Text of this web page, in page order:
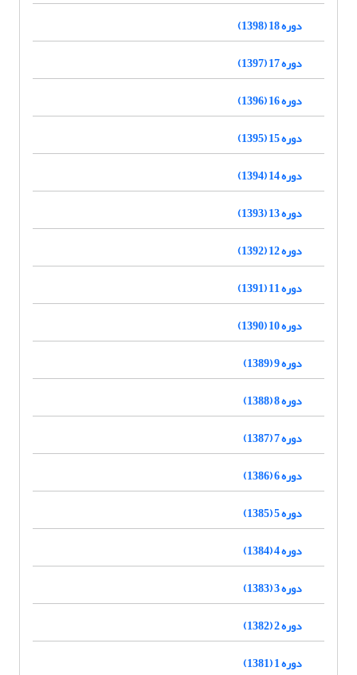
دوره 18 (1398)
دوره 17 (1397)
دوره 16 (1396)
دوره 15 (1395)
دوره 14 (1394)
دوره 13 (1393)
دوره 12 (1392)
دوره 11 (1391)
دوره 10 (1390)
دوره 9 (1389)
دوره 8 (1388)
دوره 7 (1387)
دوره 6 (1386)
دوره 5 (1385)
دوره 4 (1384)
دوره 3 (1383)
دوره 2 (1382)
دوره 1 (1381)